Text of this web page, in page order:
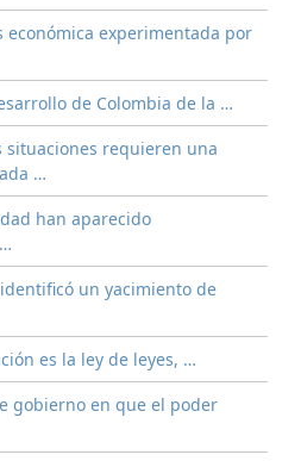
económica experimentada por
de Colombia de la …
situaciones requieren una
…
han aparecido
un yacimiento de
es la ley de leyes, …
gobierno en que el poder